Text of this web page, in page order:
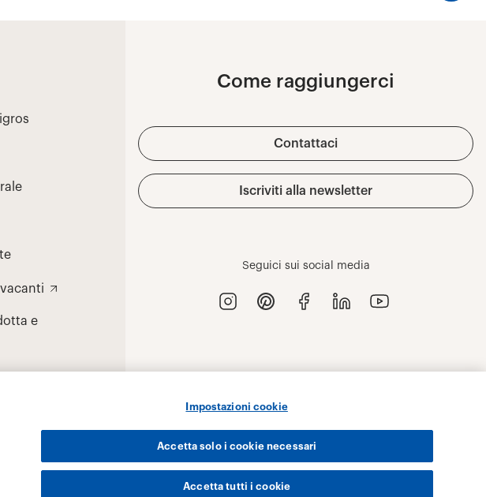
Impostazioni cookie
Accetta solo i cookie necessari
Accetta tutti i cookie